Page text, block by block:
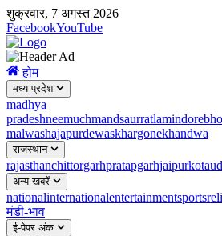
शुक्रवार, 7 अगस्त 2026
FacebookYouTube
होम
मध्य प्रदेश
madhya
pradeshneemuchmandsaurratlamindore
malwashajapurdewaskhargonekhandwa
राजस्थान
rajasthanchittorgarhpratapgarhjaipurkota
अन्य खबरें
nationalinternationalentertainmentsports
मंडी-भाव
ई-पेपर अंक